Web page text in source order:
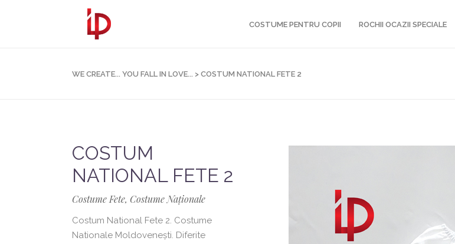
COSTUME PENTRU COPII ROCHII OCAZII SPECIALE
WE CREATE... YOU FALL IN LOVE... > COSTUM NATIONAL FETE 2
COSTUM
NATIONAL FETE 2
Costume Fete, Costume Naționale
Costum National Fete 2. Costume
Nationale Moldovenești. Diferite